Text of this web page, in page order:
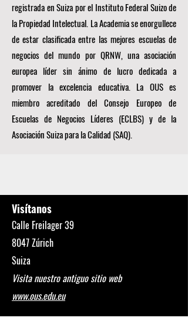
registrada en Suiza por el Instituto Federal Suizo de
la Propiedad Intelectual. La Academia se enorgullece
de estar clasificada entre las mejores escuelas de
negocios del mundo por QRNW, unaasociación
europea líder sin ánimo de lucro dedicada a
promover la excelencia educativa. La OUS es
miembro acreditado delConsejo Europeo de
Escuelas de Negocios Líderes (ECLBS) y de la
Asociación Suiza para la Calidad (SAQ).
Visítanos
Calle Freilager 39
8047 Zúrich
Suiza
Visita nuestro antiguo sitio web
www.ous.edu.eu